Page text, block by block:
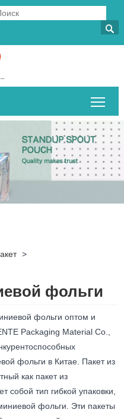

>
фольги
фольги оптом и
Packaging Material Co.,
фольги в Китае. Пакет из
как пакет из
собой тип гибкой упаковки,
фольги. Эти пакеты